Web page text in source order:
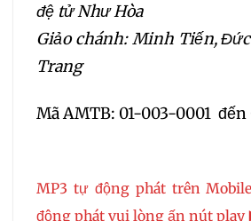
đệ tử Như Hòa
Giảo chánh: Minh Tiến,
Trang
Mã AMTB: 01-003-0001
MP3 tự động phát trên
động phát vui lòng ấn nút